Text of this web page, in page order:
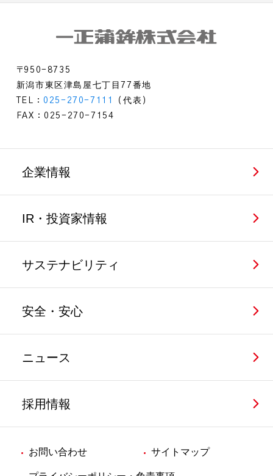
〒950-8735
新潟市東区津島屋七丁目77番地
TEL：025-270-7111
（代表）
FAX：025-270-7154
企業情報
IR・投資家情報
サステナビリティ
安全・安心
ニュース
採用情報
お問い合わせ サイトマップ